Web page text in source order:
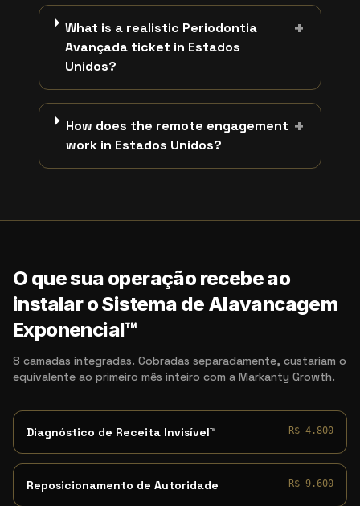
What is a realistic Periodontia
Avançada ticket in Estados
Unidos?
+
How does the remote engagement
work in Estados Unidos?
+
O que sua operação recebe ao
instalar o Sistema de Alavancagem
Exponencial™
8 camadas integradas. Cobradas separadamente, custariam o
equivalente ao primeiro mês inteiro com a Markanty Growth.
Diagnóstico de Receita Invisível™ R$ 4.800
Reposicionamento de Autoridade R$ 9.600